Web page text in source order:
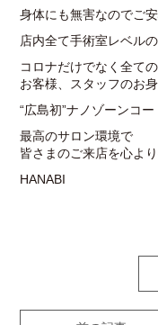
身体にも無害なのでご
店内全て手術室レベル
コロナだけでなく全て
お客様、スタッフのお
“広島初”ナノゾーンコ
最高のサロン環境で
皆さまのご来店を心よ
HANABI